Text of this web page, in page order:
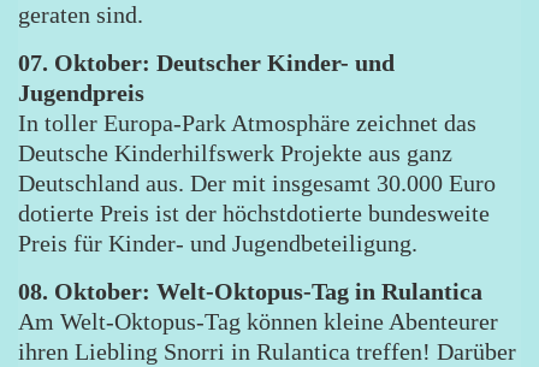
geraten sind.
07. Oktober: Deutscher Kinder- und
Jugendpreis
In toller Europa-Park Atmosphäre zeichnet das
Deutsche Kinderhilfswerk Projekte aus ganz
Deutschland aus. Der mit insgesamt 30.000 Euro
dotierte Preis ist der höchstdotierte bundesweite
Preis für Kinder- und Jugendbeteiligung.
08. Oktober: Welt-Oktopus-Tag in Rulantica
Am Welt-Oktopus-Tag können kleine Abenteurer
ihren Liebling Snorri in Rulantica treffen! Darüber